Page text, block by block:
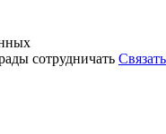
сотрудничать